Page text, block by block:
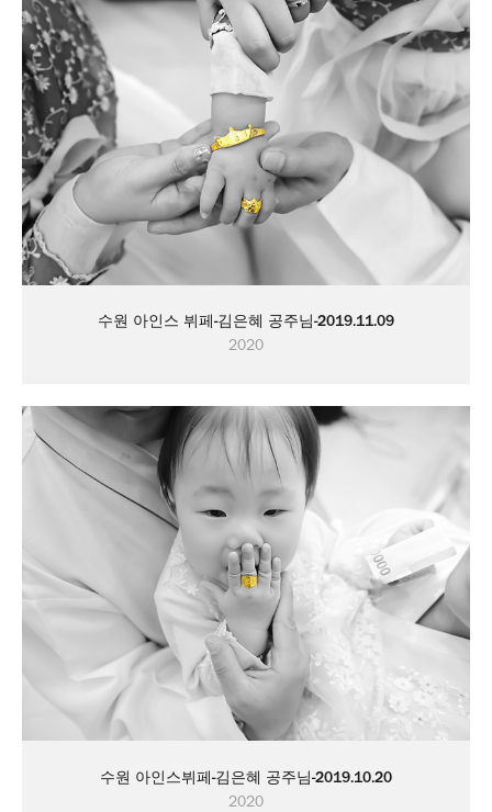
수원 아인스 뷔페-김은혜 공주님-2019.11.09
2020
수원 아인스뷔페-김은혜 공주님-2019.10.20
2020